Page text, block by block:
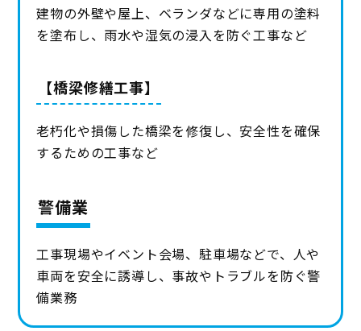
建物の外壁や屋上、ベランダなどに専用の塗料
を塗布し、雨水や湿気の浸入を防ぐ工事など
【橋梁修繕工事】
老朽化や損傷した橋梁を修復し、安全性を確保
するための工事など
警備業
工事現場やイベント会場、駐車場などで、人や
車両を安全に誘導し、事故やトラブルを防ぐ警
備業務